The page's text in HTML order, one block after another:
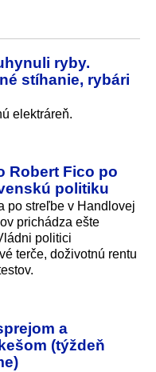
ryby.
stíhanie, rybári
elektráreň.
Robert Fico po
politiku
po streľbe v Handlovej
prichádza ešte
politici
terče, doživotnú rentu
a
(týždeň